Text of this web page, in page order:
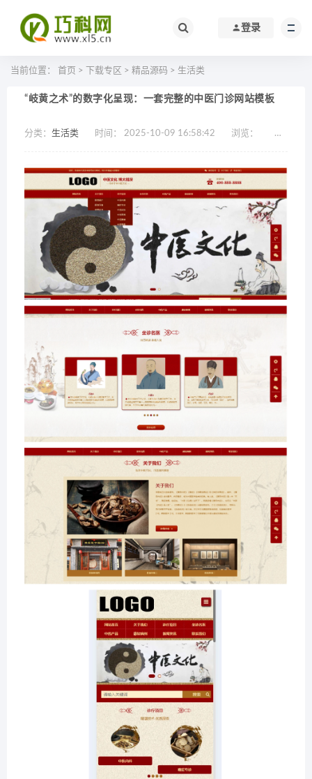
登录
当前位置： 首页 > 下载专区 > 精品源码 > 生活类
“岐黄之术”的数字化呈现：一套完整的中医门诊网站模板
分类： 生活类 时间： 2025-10-09 16:58:42 浏览： 作者：